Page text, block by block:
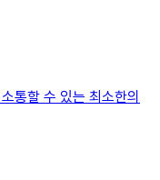
통할 수 있는 최소한의